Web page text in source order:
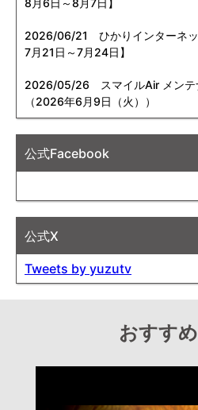
2026/06/21
ひかりインターネ
7月21日～7月24日】
2026/05/26 スマイルAir メンテ
（2026年6月9日（火））
公式Facebook
公式X
Tweets by yuzutv
おすす